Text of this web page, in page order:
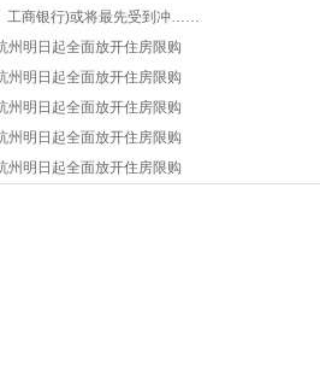
工商银行)或将最先受到冲……
州明日起全面放开住房限购
州明日起全面放开住房限购
州明日起全面放开住房限购
州明日起全面放开住房限购
州明日起全面放开住房限购